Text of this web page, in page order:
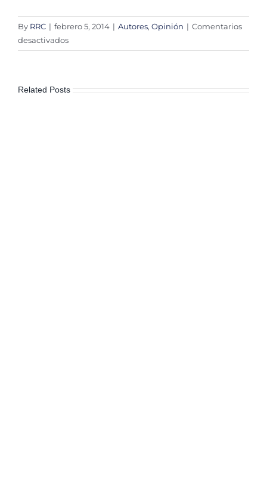
By RRC | febrero 5, 2014 | Autores, Opinión | Comentarios
desactivadosen
2014
para
Related Posts